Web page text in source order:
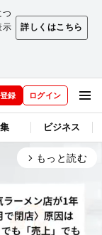
つ
示
詳しくはこちら
録 ログイン
ビジネス
arrow_forward_ios もっと読む